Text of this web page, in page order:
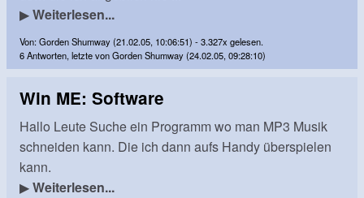
▶Weiterlesen...
Von: Gorden Shumway (21.02.05, 10:06:51) - 3.327x gelesen.
6 Antworten, letzte von Gorden Shumway (24.02.05, 09:28:10)
Win ME: Software
Hallo Leute Suche ein Programm wo man MP3 Musik
schneiden kann. Die ich dann aufs Handy überspielen
kann.
▶Weiterlesen...